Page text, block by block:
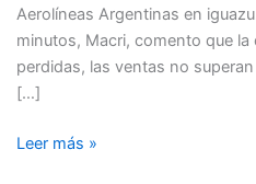
Aerolíneas Argentinas en
minutos, Macri, comento que
perdidas, las ventas no
[…]
DE
LA
OFICINA
Leer más »